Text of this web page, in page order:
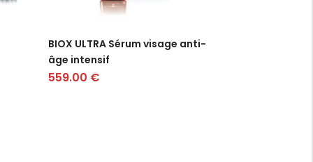
BIOX ULTRA Sérum visage anti-
âge intensif
559.00 €